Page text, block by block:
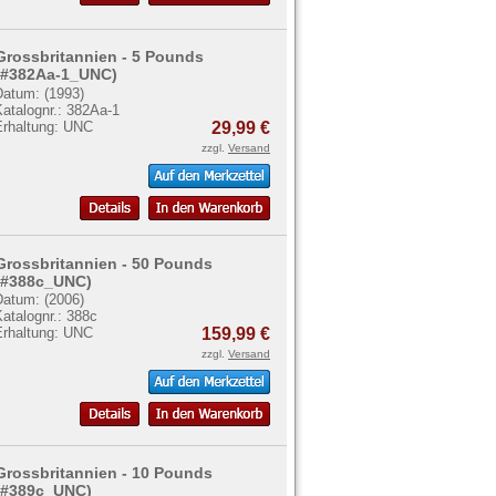
- 5 Pounds
1_UNC)
(1993)
382Aa-1
UNC
29,99 €
zzgl. Versand
- 50 Pounds
(2006)
388c
UNC
159,99 €
zzgl. Versand
- 10 Pounds